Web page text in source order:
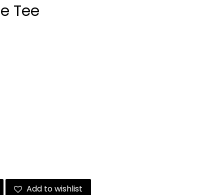
Tee
Add to wishlist